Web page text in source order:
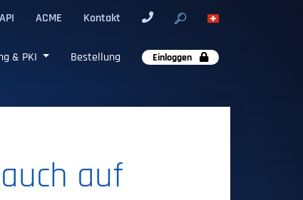
API ACME Kontakt
& PKI Bestellung Einloggen
auf